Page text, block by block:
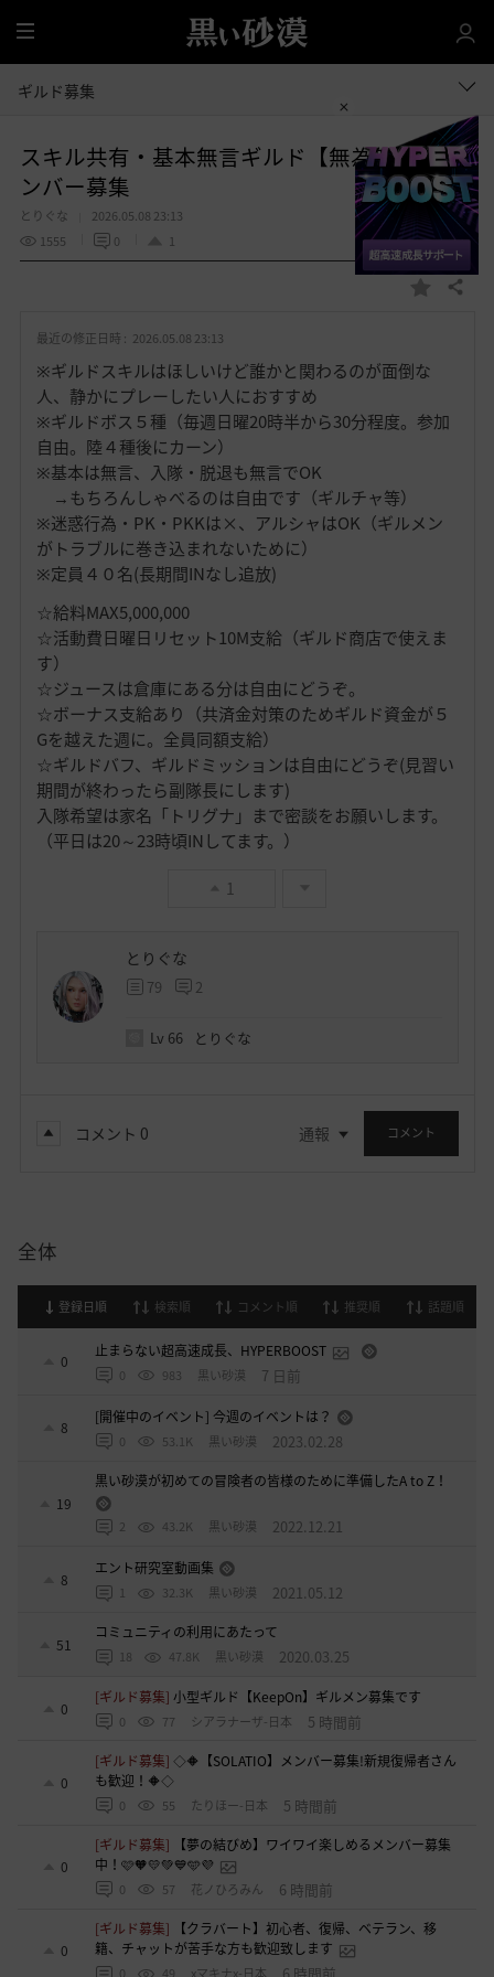
全
体
ギルド募集
スキル共有・基本無言ギルド【無為無想】メ
ンバー募集
とりぐな
2026.05.08 23:13
1555
0 1
お
入
共有する
最近の修正日時 : 2026.05.08 23:13
※ギルドスキルはほしいけど誰かと関わるのが面倒な
人、静かにプレーしたい人におすすめ
※ギルドボス５種（毎週日曜20時半から30分程度。参加
自由。陸４種後にカーン）
※基本は無言、入隊・脱退も無言でOK
→もちろんしゃべるのは自由です（ギルチャ等）
※迷惑行為・PK・PKKは×、アルシャはOK（ギルメン
がトラブルに巻き込まれないために）
※定員４０名(長期間INなし追放)
☆給料MAX5,000,000
☆活動費日曜日リセット10M支給（ギルド商店で使えま
す）
☆ジュースは倉庫にある分は自由にどうぞ。
☆ボーナス支給あり（共済金対策のためギルド資金が５
Gを越えた週に。全員同額支給）
☆ギルドバフ、ギルドミッションは自由にどうぞ(見習い
期間が終わったら副隊長にします)
入隊希望は家名「トリグナ」まで密談をお願いします。
（平日は20～23時頃INしてます。）
1
とりぐな
79 2
Lv 66 とりぐな
コメント 0 通報 コメント
全体
登録日順 検索順 コメント順 推奨順 話題順
0
止まらない超高速成長、HYPERBOOST
0 983 黒い砂漠 7 日前
8
[開催中のイベント] 今週のイベントは？
0 53.1K 黒い砂漠 2023.02.28
19
黒い砂漠が初めての冒険者の皆様のために準備したA to Z！
2 43.2K 黒い砂漠 2022.12.21
8
エント研究室動画集
1 32.3K 黒い砂漠 2021.05.12
51
コミュニティの利用にあたって
18 47.8K 黒い砂漠 2020.03.25
0
[ギルド募集]小型ギルド【KeepOn】ギルメン募集です
0 77 シアラナーザ-日本 5 時間前
0
[ギルド募集]◇🔶【SOLATIO】メンバー募集!新規復帰者さん
も歓迎！🔶◇
0 55 たりほー-日本 5 時間前
0
[ギルド募集]
【夢の結びめ】ワイワイ楽しめるメンバー募集
中！🩷🧡💛💚💙🩵💜
0 57 花ノひろみん 6 時間前
0
[ギルド募集]
【クラバート】初心者、復帰、ベテラン、移
籍、チャットが苦手な方も歓迎致します